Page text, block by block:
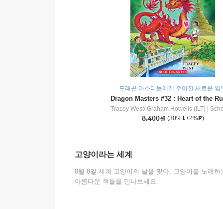
드래곤 마스터들에게 주어진 새로운 임
Tracey West/ Graham Howells (ILT)
8,400원 (30% +2% )
고양이라는 세계
8월 8일 세계 고양이의 날을 맞아, 고양이를 노래하
아름다운 책들을 만나보세요.